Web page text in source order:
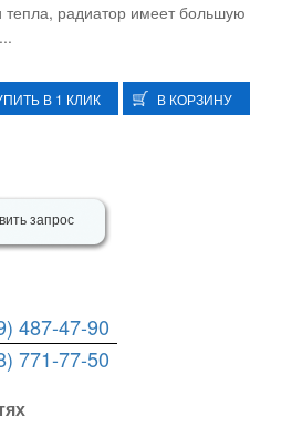
тепла, радиатор имеет большую
запрос
487-47-90
771-77-50